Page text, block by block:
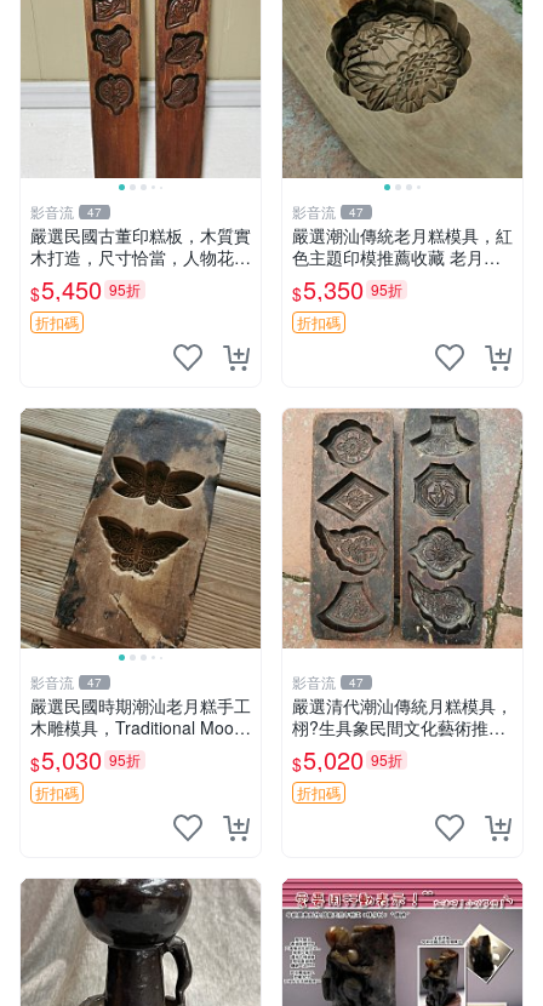
影音流 47
嚴選民國古董印糕板，木質實
木打造，尺寸恰當，人物花型
雕工精湛，擺設收藏皆宜 精
美 印糕 板型
$5,450 95折
折扣碼
影音流 47
嚴選潮汕傳統老月糕模具，紅
色主題印模推薦收藏 老月糕
潮汕 糕點模具
$5,350 95折
折扣碼
影音流 47
嚴選民國時期潮汕老月糕手工
木雕模具，Traditional Moon
Cake Stamp推薦收藏 月糕
潮汕 磨具
$5,030 95折
折扣碼
影音流 47
嚴選清代潮汕傳統月糕模具，
栩?生具象民間文化藝術推薦
月糕 潮汕 糕點模具
$5,020 95折
折扣碼